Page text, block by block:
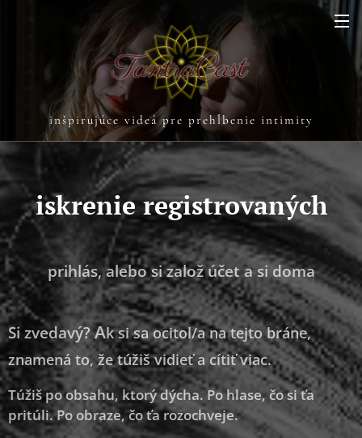
inšpirujúce videá pre prehĺbenie intimity
iskrenie registrovaných
prihlás, alebo si založ účet a si doma
Si zvedavý?Ak si sa ocitol/a na tejto bráne,
znamená to, že túžiš vidieť a cítiť viac.
Túžiš po obsahu, ktorý dýcha. Po hlase, čo si ťa
pritúli. Po obraze, čo ťa rozochveje.